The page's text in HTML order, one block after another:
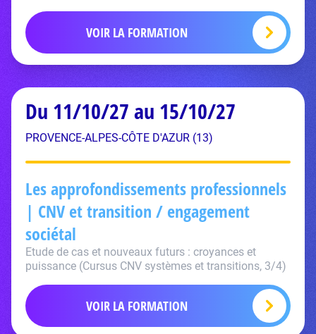
VOIR LA FORMATION
Du 11/10/27 au 15/10/27
PROVENCE-ALPES-CÔTE D'AZUR (13)
Les approfondissements professionnels
| CNV et transition / engagement
sociétal
Etude de cas et nouveaux futurs : croyances et
puissance (Cursus CNV systèmes et transitions, 3/4)
VOIR LA FORMATION